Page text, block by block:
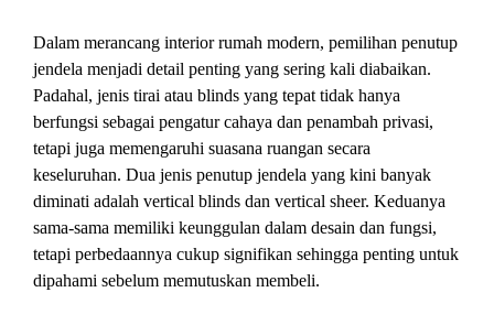
Dalam merancang interior rumah modern, pemilihan penutup
jendela menjadi detail penting yang sering kali diabaikan.
Padahal, jenis tirai atau blinds yang tepat tidak hanya
berfungsi sebagai pengatur cahaya dan penambah privasi,
tetapi juga memengaruhi suasana ruangan secara
keseluruhan. Dua jenis penutup jendela yang kini banyak
diminati adalah vertical blinds dan vertical sheer. Keduanya
sama-sama memiliki keunggulan dalam desain dan fungsi,
tetapi perbedaannya cukup signifikan sehingga penting untuk
dipahami sebelum memutuskan membeli.